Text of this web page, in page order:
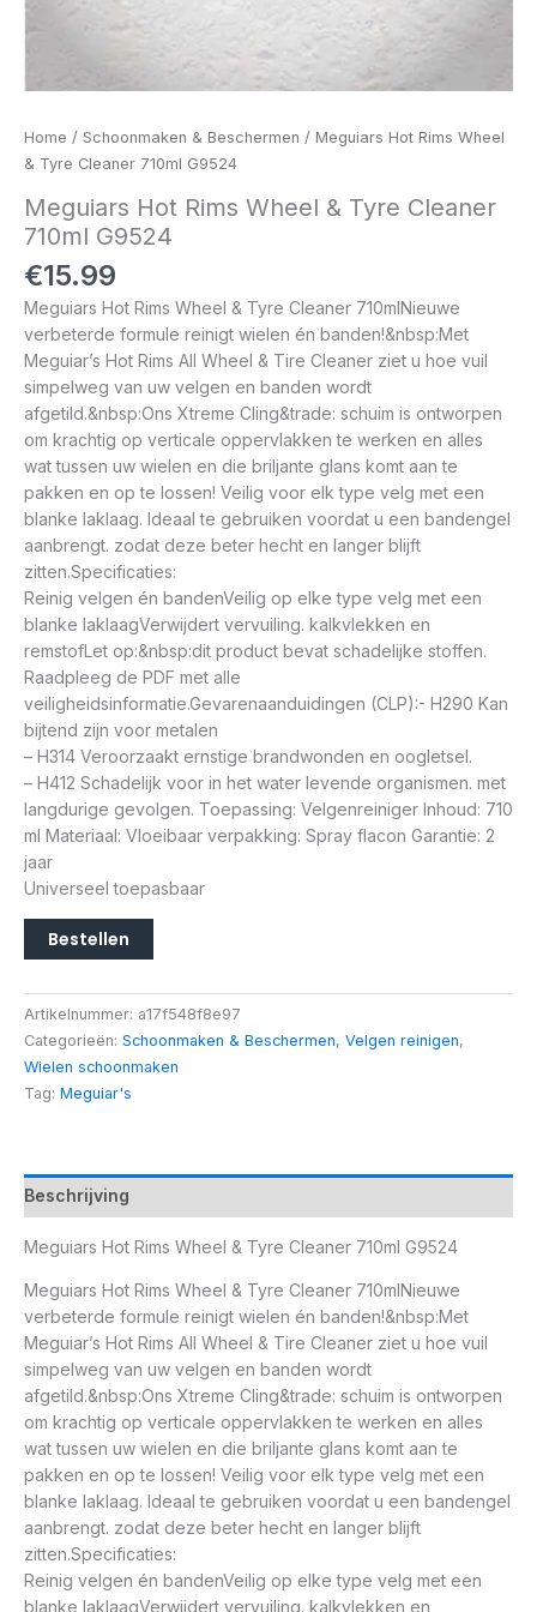
Home / Schoonmaken & Beschermen / Meguiars Hot Rims Wheel
& Tyre Cleaner 710ml G9524
Meguiars Hot Rims Wheel & Tyre Cleaner
710ml G9524
€15.99
Meguiars Hot Rims Wheel & Tyre Cleaner 710mlNieuwe
verbeterde formule reinigt wielen én banden!&nbsp:Met
Meguiar’s Hot Rims All Wheel & Tire Cleaner ziet u hoe vuil
simpelweg van uw velgen en banden wordt
afgetild.&nbsp:Ons Xtreme Cling&trade: schuim is ontworpen
om krachtig op verticale oppervlakken te werken en alles
wat tussen uw wielen en die briljante glans komt aan te
pakken en op te lossen! Veilig voor elk type velg met een
blanke laklaag. Ideaal te gebruiken voordat u een bandengel
aanbrengt. zodat deze beter hecht en langer blijft
zitten.Specificaties:
Reinig velgen én bandenVeilig op elke type velg met een
blanke laklaagVerwijdert vervuiling. kalkvlekken en
remstofLet op:&nbsp:dit product bevat schadelijke stoffen.
Raadpleeg de PDF met alle
veiligheidsinformatie.Gevarenaanduidingen (CLP):- H290 Kan
bijtend zijn voor metalen
– H314 Veroorzaakt ernstige brandwonden en oogletsel.
– H412 Schadelijk voor in het water levende organismen. met
langdurige gevolgen. Toepassing: Velgenreiniger Inhoud: 710
ml Materiaal: Vloeibaar verpakking: Spray flacon Garantie: 2
jaar
Universeel toepasbaar
Bestellen
Artikelnummer: a17f548f8e97
Categorieën: Schoonmaken & Beschermen, Velgen reinigen,
Wielen schoonmaken
Tag: Meguiar's
Beschrijving
Meguiars Hot Rims Wheel & Tyre Cleaner 710ml G9524
Meguiars Hot Rims Wheel & Tyre Cleaner 710mlNieuwe
verbeterde formule reinigt wielen én banden!&nbsp:Met
Meguiar’s Hot Rims All Wheel & Tire Cleaner ziet u hoe vuil
simpelweg van uw velgen en banden wordt
afgetild.&nbsp:Ons Xtreme Cling&trade: schuim is ontworpen
om krachtig op verticale oppervlakken te werken en alles
wat tussen uw wielen en die briljante glans komt aan te
pakken en op te lossen! Veilig voor elk type velg met een
blanke laklaag. Ideaal te gebruiken voordat u een bandengel
aanbrengt. zodat deze beter hecht en langer blijft
zitten.Specificaties:
Reinig velgen én bandenVeilig op elke type velg met een
blanke laklaagVerwijdert vervuiling. kalkvlekken en